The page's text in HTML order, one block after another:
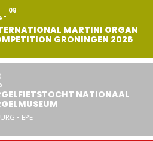
08
MARTINI ORGAN
GRONINGEN 2026
NATIONAAL
• EPE